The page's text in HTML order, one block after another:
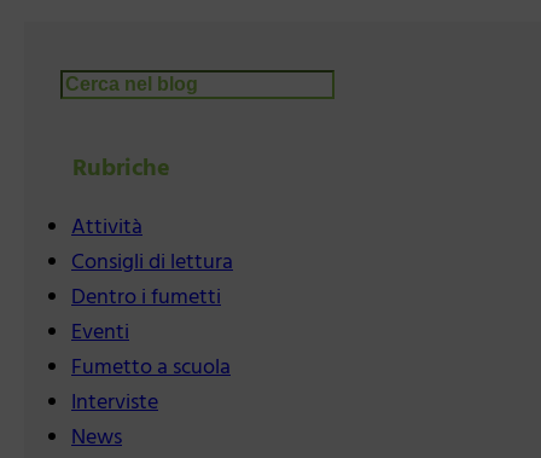
Cerca
Rubriche
Attività
Consigli di lettura
Dentro i fumetti
Eventi
Fumetto a scuola
Interviste
News